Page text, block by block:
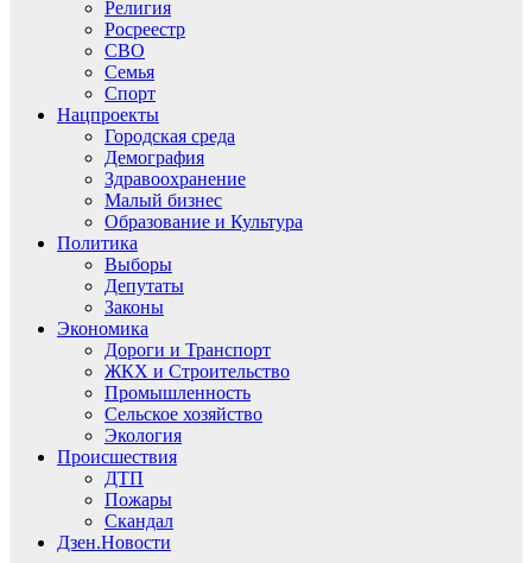
Религия
Росреестр
СВО
Семья
Спорт
Нацпроекты
Городская среда
Демография
Здравоохранение
Малый бизнес
Образование и Культура
Политика
Выборы
Депутаты
Законы
Экономика
Дороги и Транспорт
ЖКХ и Строительство
Промышленность
Сельское хозяйство
Экология
Происшествия
ДТП
Пожары
Скандал
Дзен.Новости